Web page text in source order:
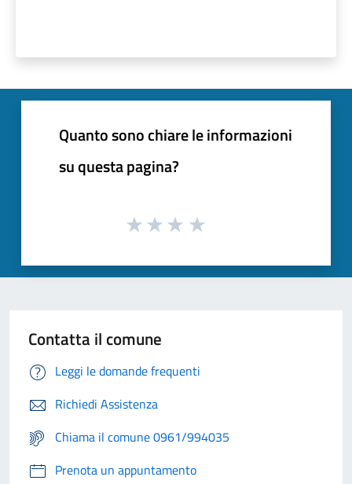
Quanto sono chiare le informazioni
su questa pagina?
Contatta il comune
Leggi le domande frequenti
Richiedi Assistenza
Chiama il comune 0961/994035
Prenota un appuntamento